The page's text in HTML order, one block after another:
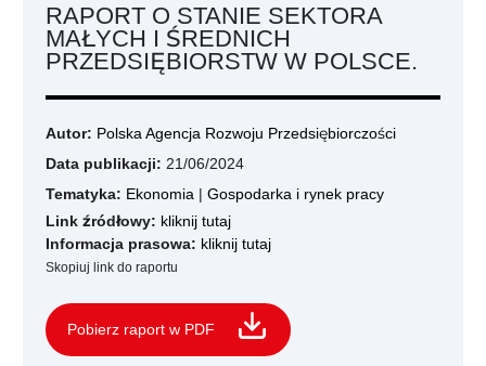
RAPORT O STANIE SEKTORA
MAŁYCH I ŚREDNICH
PRZEDSIĘBIORSTW W POLSCE.
Autor: Polska Agencja Rozwoju Przedsiębiorczości
Data publikacji: 21/06/2024
Tematyka: Ekonomia | Gospodarka i rynek pracy
Link źródłowy: kliknij tutaj
Informacja prasowa: kliknij tutaj
Skopiuj link do raportu
Pobierz raport w PDF